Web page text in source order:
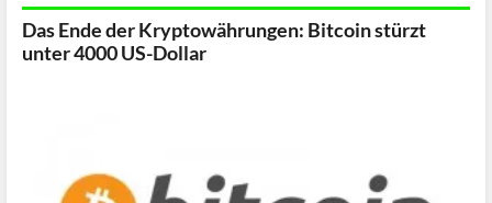
Das Ende der Kryptowährungen: Bitcoin stürzt
unter 4000 US-Dollar